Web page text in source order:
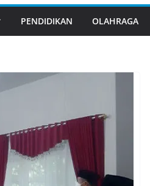
PENDIDIKAN OLAHRAGA